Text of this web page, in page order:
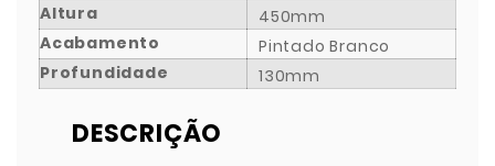
Altura
450mm
Acabamento
Pintado Branco
Profundidade
130mm
DESCRIÇÃO